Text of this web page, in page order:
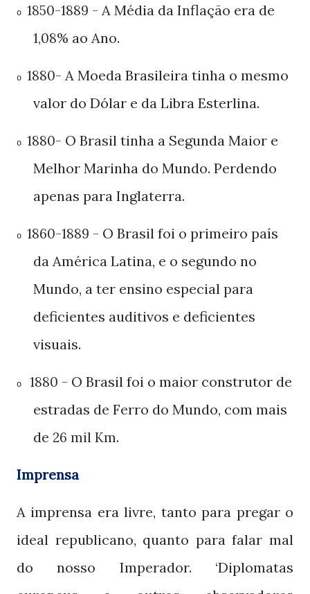
o 1850-1889 - A Média da Inflação era de
1,08% ao Ano.
o 1880- A Moeda Brasileira tinha o mesmo
valor do Dólar e da Libra Esterlina.
o 1880- O Brasil tinha a Segunda Maior e
Melhor Marinha do Mundo. Perdendo
apenas para Inglaterra.
o 1860-1889 - O Brasil foi o primeiro país
da América Latina, e o segundo no
Mundo, a ter ensino especial para
deficientes auditivos e deficientes
visuais.
o 1880 - O Brasil foi o maior construtor de
estradas de Ferro do Mundo, com mais
de 26 mil Km.
Imprensa
A imprensa era livre, tanto para pregar o
ideal republicano, quanto para falar mal
do nosso Imperador. ‘Diplomatas